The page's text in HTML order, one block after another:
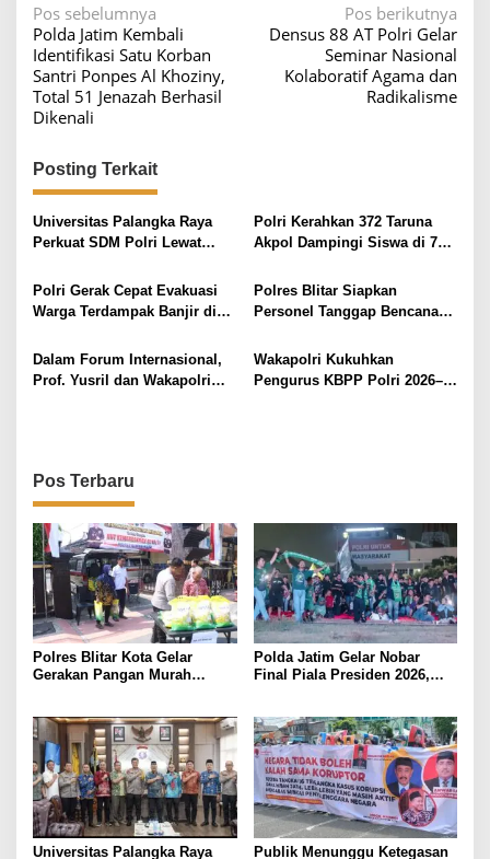
N
a
v
i
a
s
i
p
o
s
Pos sebelumnya
Polda Jatim Kembali
Identifikasi Satu Korban
Santri Ponpes Al Khoziny,
Total 51 Jenazah Berhasil
Dikenali
Pos berikutnya
Densus 88 AT Polri Gelar
Seminar Nasional
Kolaboratif Agama dan
Radikalisme
Posting Terkait
Universitas Palangka Raya
Perkuat SDM Polri Lewat
Polri Kerahkan 372 Taruna
Akpol Dampingi Siswa di 73
Taruna Akademi TNI
Polri Gerak Cepat Evakuasi
Warga Terdampak Banjir di
Polres Blitar Siapkan
Personel Tanggap Bencana
Dalam Forum Internasional,
Prof. Yusril dan Wakapolri
Wakapolri Kukuhkan
Pengurus KBPP Polri 2026–
Pos Terbaru
Polres Blitar Kota Gelar
Gerakan Pangan Murah
Polda Jatim Gelar Nobar
Final Piala Presiden 2026,
Mapolda
Universitas Palangka Raya Publik Menunggu Ketegasan